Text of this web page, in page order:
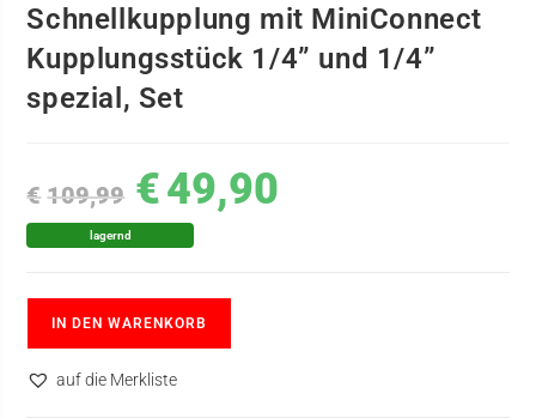
Schnellkupplung mit MiniConnect
Kupplungsstück 1/4” und 1/4”
spezial, Set
€ 109,99 €49,90
lagernd
IN DEN WARENKORB
auf die Merkliste